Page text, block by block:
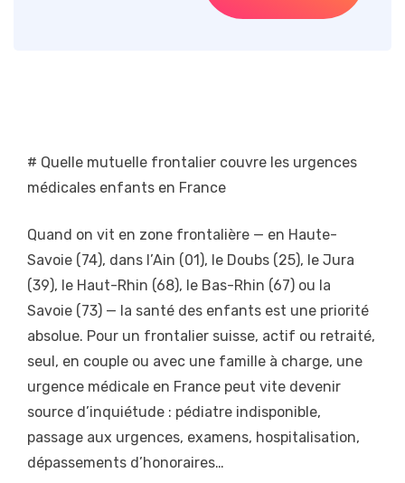
# Quelle mutuelle frontalier couvre les urgences
médicales enfants en France
Quand on vit en zone frontalière — en Haute-
Savoie (74), dans l’Ain (01), le Doubs (25), le Jura
(39), le Haut-Rhin (68), le Bas-Rhin (67) ou la
Savoie (73) — la santé des enfants est une priorité
absolue. Pour un frontalier suisse, actif ou retraité,
seul, en couple ou avec une famille à charge, une
urgence médicale en France peut vite devenir
source d’inquiétude : pédiatre indisponible,
passage aux urgences, examens, hospitalisation,
dépassements d’honoraires…